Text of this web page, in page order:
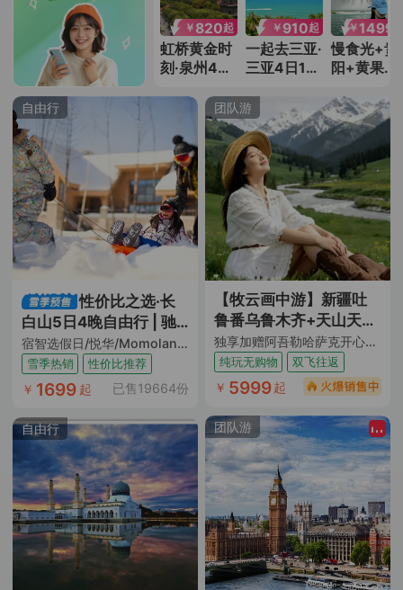
￥ 820起
虹桥黄金时
刻·泉州4日
￥910起
一起去三亚·
三亚4日1晚
然度假生活
￥1499
慢食光+贵
阳+黄果树
千户苗寨
+荔波小七
孔+梵净山
+镇远古城
日5晚跟团
游
起
都5日1晚
￥1599
毗邻地铁站
+泰国曼谷
自由行 | 沉
浸式体验
自由行
性价比之选·长
白山5日4晚自由行 | 驰
骋纯白滑雪场
宿智选假日/悦华/Momoland酒店（ 双早+日场滑雪票+汉拿山温泉票+限时水乐园+限时娱雪乐园+当地接送机+云巅观雪暖心套餐或酒店下午茶一次）
雪季热销 性价比推荐
￥ 1699 起 已售19664份
自由行
团队游
【牧云画中游】新疆吐
鲁番乌鲁木齐+天山天池
+S21沙漠公路+五彩滩
+禾木风景区+喀纳斯景
区+独库公路+那拉提旅
帕尔汗薰衣草基地8日7
晚跟团游
独享加赠阿吾勒哈萨克开心牧场抱萌羊+仙草汤涮+烤肉+篝火晚会 升级1晚4钻酒店 满7人升级2+1车 1人成团 吐进乌出/乌进吐出
纯玩无购物 双飞往返
￥ 5999起
团队游